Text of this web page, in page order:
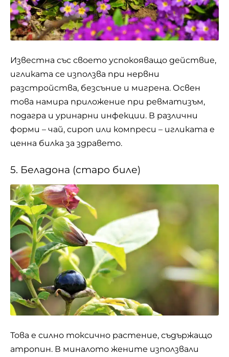
Известна със своето успокояващо действие,
игликата се използва при нервни
разстройства, безсъние и мигрена. Освен
това намира приложение при ревматизъм,
подагра и уринарни инфекции. В различни
форми – чай, сироп или компреси – игликата е
ценна билка за здравето.
5. Беладона (старо биле)
Това е силно токсично растение, съдържащо
атропин. В миналото жените използвали